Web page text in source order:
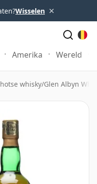
Wisselen ×
Amerika Wereld
whisky/Glen Albyn